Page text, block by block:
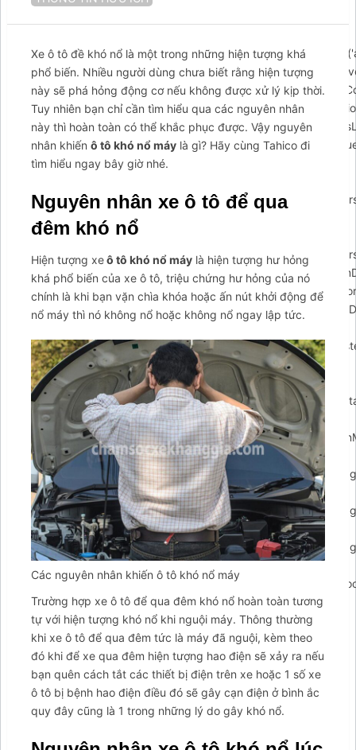
Xe ô tô đề khó nổ là một trong những hiện tượng khá
phổ biến. Nhiều người dùng chưa biết rằng hiện tượng
này sẽ phá hỏng động cơ nếu không được xử lý kịp thời.
Tuy nhiên bạn chỉ cần tìm hiểu qua các nguyên nhân
này thì hoàn toàn có thể khắc phục được. Vậy nguyên
nhân khiến ô tô khó nổ máylà gì? Hãy cùng Tahico đi
tìm hiểu ngay bây giờ nhé.
Nguyên nhân xe ô tô để qua
đêm khó nổ
Hiện tượng xeô tô khó nổ máylà hiện tượng hư hỏng
khá phổ biến của xe ô tô, triệu chứng hư hỏng của nó
chính là khi bạn vặn chìa khóa hoặc ấn nút khởi động để
nổ máy thì nó không nổ hoặc không nổ ngay lập tức.
Các nguyên nhân khiến ô tô khó nổ máy
Trường hợp xe ô tô để qua đêm khó nổ hoàn toàn tương
tự với hiện tượng khó nổ khi nguội máy. Thông thường
khi xe ô tô để qua đêm tức là máy đã nguội, kèm theo
đó khi để xe qua đêm hiện tượng hao điện sẽ xảy ra nếu
bạn quên cách tắt các thiết bị điện trên xe hoặc 1 số xe
ô tô bị bệnh hao điện điều đó sẽ gây cạn điện ở bình ắc
quy đây cũng là 1 trong những lý do gây khó nổ.
form-callback form')){document.querySelector('#arcu-
if(document.querySelector('#arcu-form-email form'))
{document.querySelector('#arcu-form-email
{clearTimeout(closePopupTimeout);});if(arCuClosedCookie)
{return false;}
{arCuCreateCookie('arcumenu-
{clearTimeout(_arCuTimeOut);if(!arCuPromptClosed)
{clearTimeout(_arCuTimeOut);if(!arCuPromptClosed)
{clearTimeout(_arCuTimeOut);if(!arCuPromptClosed)
{clearTimeout(_arCuTimeOut);if(arCuClosedCookie!="1")
closed',1,0);}});var arcItem={};arcItem.id='msg-item-
7';arcItem.class='msg-item-phone';arcItem.title="Gọi cho
Tahico";arcItem.icon='